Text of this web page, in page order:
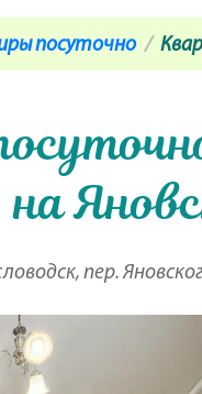
посуточно
на
пер.